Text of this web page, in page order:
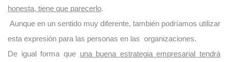
honesta, tiene que parecerlo.
Aunque en un sentido muy diferente, también podríamos utilizar
esta expresión para las personas en las organizaciones.
De igual forma que una buena estrategia empresarial tendrá